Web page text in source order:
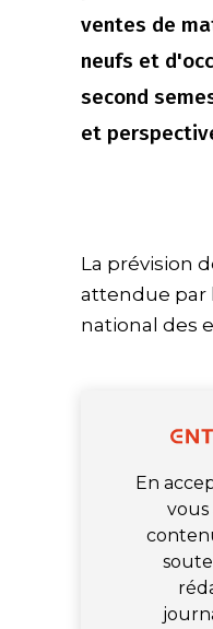
ventes de
neufs et
second
et
La prévision
attendue par
national des
En
vous